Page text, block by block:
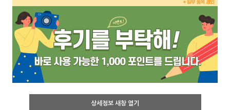
상세정보 새창 열기